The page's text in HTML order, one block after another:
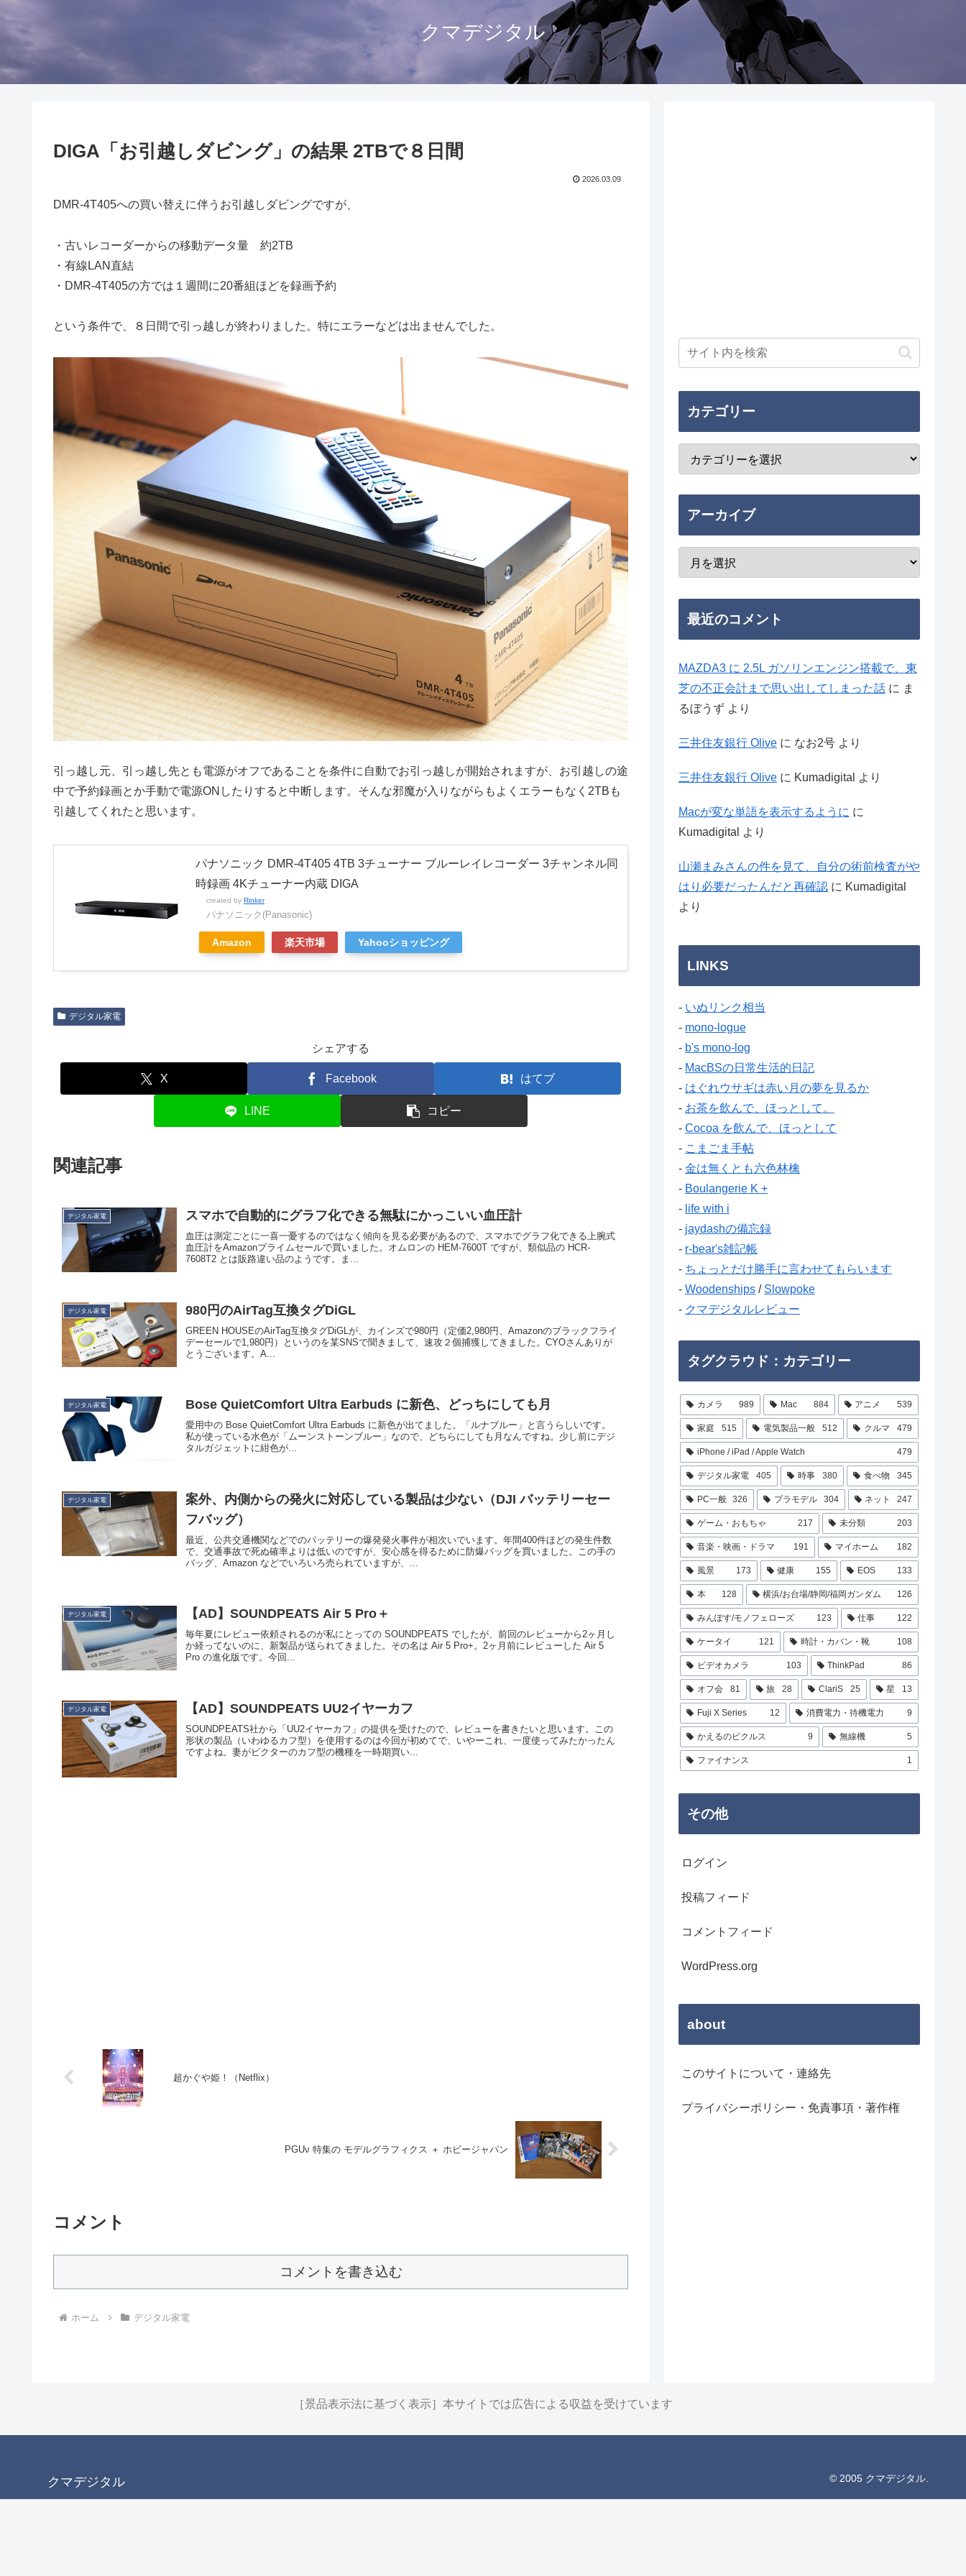
クマデジタル
DIGA「お引越しダビング」の結果 2TBで８日間
2026.03.09
DMR-4T405への買い替えに伴うお引越しダビングですが、
・古いレコーダーからの移動データ量 約2TB
・有線LAN直結
・DMR-4T405の方では１週間に20番組ほどを録画予約
という条件で、８日間で引っ越しが終わりました。特にエラーなどは出ませんでした。
引っ越し元、引っ越し先とも電源がオフであることを条件に自動でお引っ越しが開始されますが、お引越しの途
中で予約録画とか手動で電源ONしたりすると中断します。そんな邪魔が入りながらもよくエラーもなく2TBも
引越してくれたと思います。
パナソニック DMR-4T405 4TB 3チューナー ブルーレイレコーダー 3チャンネル同
時録画 4Kチューナー内蔵 DIGA
created by Rinker
パナソニック(Panasonic)
Amazon 楽天市場 Yahooショッピング
デジタル家電
シェアする
X Facebook はてブ
LINE コピー
関連記事
デジタル家電 スマホで自動的にグラフ化できる無駄にかっこいい血圧計
血圧は測定ごとに一喜一憂するのではなく傾向を見る必要があるので、スマホでグラフ化できる上腕式
血圧計をAmazonプライムセールで買いました。オムロンの HEM-7600T ですが、類似品の HCR-
7608T2 とは販路違い品のようです。ま...
デジタル家電 980円のAirTag互換タグDiGL
GREEN HOUSEのAirTag互換タグDiGLが、カインズで980円（定価2,980円、Amazonのブラックフライ
デーセールで1,980円）というのを某SNSで聞きまして、速攻２個捕獲してきました。CYOさんありが
とうございます。A...
デジタル家電 Bose QuietComfort Ultra Earbuds に新色、どっちにしても月
愛用中の Bose QuietComfort Ultra Earbuds に新色が出てました。「ルナブルー」と言うらしいです。
私が使っている水色が「ムーンストーンブルー」なので、どちらにしても月なんですね。少し前にデジ
タルガジェットに紺色が...
デジタル家電
案外、内側からの発火に対応している製品は少ない（DJI バッテリーセー
フバッグ）
最近、公共交通機関などでのバッテリーの爆発発火事件が相次いでいます。年間400件ほどの発生件数
で、交通事故で死ぬ確率よりは低いのですが、安心感を得るために防爆バッグを買いました。この手の
バッグ、Amazon などでいろいろ売られていますが、...
デジタル家電 【AD】SOUNDPEATS Air 5 Pro＋
毎年夏にレビュー依頼されるのが私にとっての SOUNDPEATS でしたが、前回のレビューから2ヶ月し
か経ってないのに、新製品が送られてきました。その名は Air 5 Pro+。2ヶ月前にレビューした Air 5
Pro の進化版です。今回...
デジタル家電 【AD】SOUNDPEATS UU2イヤーカフ
SOUNDPEATS社から「UU2イヤーカフ」の提供を受けたので、レビューを書きたいと思います。この
形状の製品（いわゆるカフ型）を使用するのは今回が初めてで、いやーこれ、一度使ってみたかったん
ですよね。妻がビクターのカフ型の機種を一時期買い...
超かぐや姫！（Netflix）
PGUν 特集の モデルグラフィクス ＋ ホビージャパン
コメント
コメントを書き込む
ホーム デジタル家電
カテゴリー
アーカイブ
最近のコメント
MAZDA3 に 2.5L ガソリンエンジン搭載で、東
芝の不正会計まで思い出してしまった話 に ま
るぼうず より
三井住友銀行 Olive に なお2号 より
三井住友銀行 Olive に Kumadigital より
Macが変な単語を表示するように に
Kumadigital
より
山瀬まみさんの件を見て、自分の術前検査がや
はり必要だったんだと再確認 に Kumadigital
より
LINKS
- いぬリンク相当
- mono-logue
- b's mono-log
- MacBSの日常生活的日記
- はぐれウサギは赤い月の夢を見るか
- お茶を飲んで、ほっとして。
- Cocoa を飲んで、ほっとして
- こまごま手帖
- 金は無くとも六色林檎
- Boulangerie K +
- life with i
- jaydashの備忘録
- r-bear's雑記帳
- ちょっとだけ勝手に言わせてもらいます
- Woodenships / Slowpoke
- クマデジタルレビュー
タグクラウド：カテゴリー
カメラ 989 Mac 884 アニメ 539
家庭 515 電気製品一般 512 クルマ 479
iPhone / iPad / Apple Watch 479
デジタル家電 405 時事 380 食べ物 345
PC一般 326 プラモデル 304 ネット 247
ゲーム・おもちゃ 217 未分類 203
音楽・映画・ドラマ 191 マイホーム 182
風景 173 健康 155 EOS 133
本 128 横浜/お台場/静岡/福岡ガンダム 126
みんぽす/モノフェローズ 123 仕事 122
ケータイ 121 時計・カバン・靴 108
ビデオカメラ 103 ThinkPad 86
オフ会 81 旅 28 ClariS 25 星 13
Fuji X Series 12 消費電力・待機電力 9
かえるのピクルス 9 無線機 5
ファイナンス 1
その他
ログイン
投稿フィード
コメントフィード
WordPress.org
about
このサイトについて・連絡先
プライバシーポリシー・免責事項・著作権
［景品表示法に基づく表示］本サイトでは広告による収益を受けています
クマデジタル © 2005 クマデジタル.